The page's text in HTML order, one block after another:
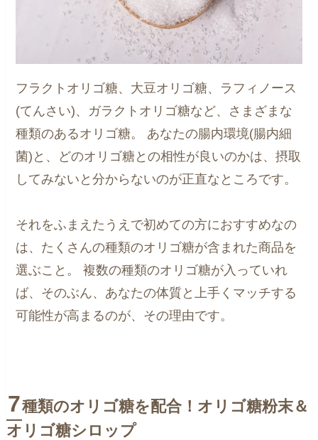
フラクトオリゴ糖、大豆オリゴ糖、ラフィノース
(てんさい)、ガラクトオリゴ糖など、さまざまな
種類のあるオリゴ糖。 あなたの腸内環境(腸内細
菌)と、どのオリゴ糖との相性が良いのかは、摂取
してみないと分からないのが正直なところです。
それをふまえたうえで初めての方におすすめなの
は、たくさんの種類のオリゴ糖が含まれた商品を
選ぶこと。 複数の種類のオリゴ糖が入っていれ
ば、そのぶん、あなたの体質と上手くマッチする
可能性が高まるのが、その理由です。
7種類のオリゴ糖を配合！オリゴ糖粉末＆
オリゴ糖シロップ